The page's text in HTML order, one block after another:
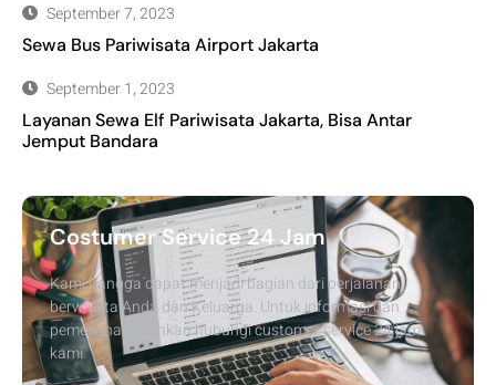
September 7, 2023
Sewa Bus Pariwisata Airport Jakarta
September 1, 2023
Layanan Sewa Elf Pariwisata Jakarta, Bisa Antar
Jemput Bandara
Costumer Service 24 Jam
Kami bangga dapat menjadi bagian dari perjalanan
berwisata Anda dan Keluarga. Untuk informasi dan
pemesanan silahkan hubungi customer service 24 jam
kami.